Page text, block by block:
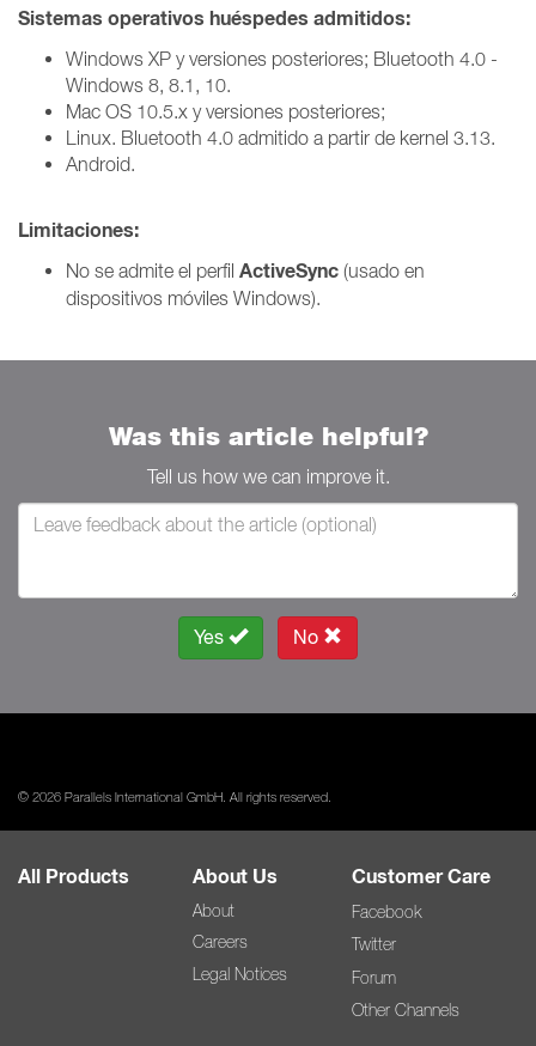
Sistemas operativos huéspedes admitidos:
Windows XP y versiones posteriores; Bluetooth 4.0 -
Windows 8, 8.1, 10.
Mac OS 10.5.x y versiones posteriores;
Linux. Bluetooth 4.0 admitido a partir de kernel 3.13.
Android.
Limitaciones:
No se admite el perfil ActiveSync (usado en
dispositivos móviles Windows).
Was this article helpful?
Tell us how we can improve it.
Yes No
© 2026 Parallels International GmbH. All rights reserved.
All Products About Us
About
Careers
Legal Notices
Customer Care
Facebook
Twitter
Forum
Other Channels